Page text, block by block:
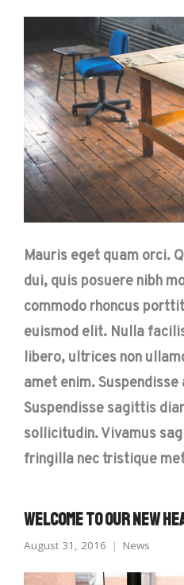
Mauris eget quam orci.
dui, quis posuere nibh
commodo rhoncus
euismod elit. Nulla
libero, ultrices non
amet enim.
Suspendisse sagittis
sollicitudin. Vivamus
fringilla nec tristique
Welcome to Our New
August 31, 2016 News